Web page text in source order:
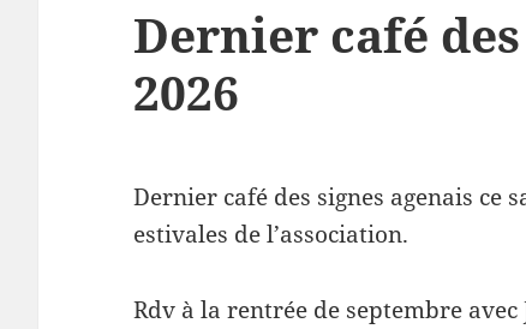
Dernier café
2026
Dernier café des signes agenais ce
estivales de l’association.
Rdv à la rentrée de septembre